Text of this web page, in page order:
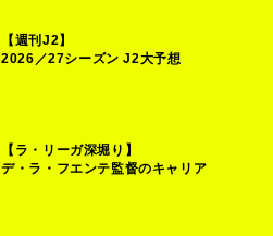
【週刊J2】
2026／27シーズン J2大予想
【ラ・リーガ深堀り】
デ・ラ・フエンテ監督のキャリア